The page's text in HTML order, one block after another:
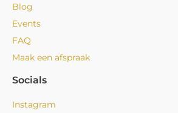
Blog
Events
FAQ
Maak een afspraak
Socials
Instagram